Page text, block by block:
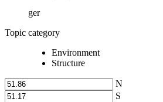
ger
Topic category
Environment
Structure
N
S